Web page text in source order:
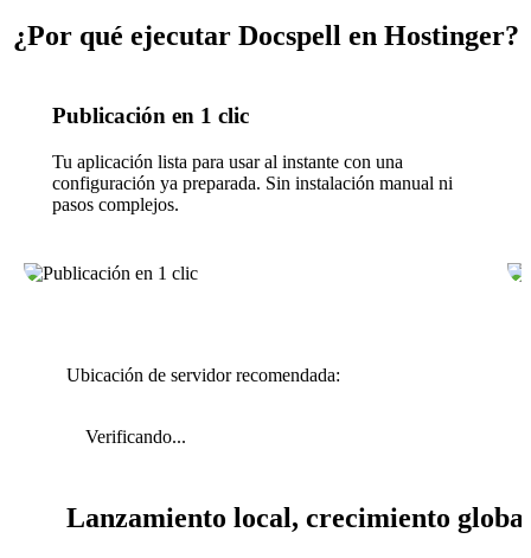
¿Por qué ejecutar Docspell en Hostinger?
Publicación en 1 clic
Tu aplicación lista para usar al instante con una
configuración ya preparada. Sin instalación manual ni
pasos complejos.
Ubicación de servidor recomendada:
Verificando...
Lanzamiento local, crecimiento global